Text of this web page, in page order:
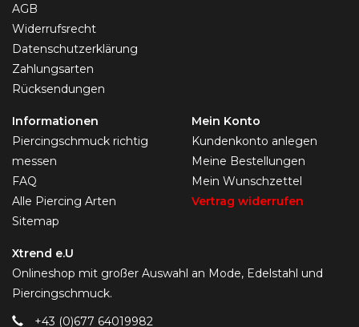
AGB
Widerrufsrecht
Datenschutzerklärung
Zahlungsarten
Rücksendungen
Informationen
Piercingschmuck richtig
messen
FAQ
Alle Piercing Arten
Sitemap
Mein Konto
Kundenkonto anlegen
Meine Bestellungen
Mein Wunschzettel
Vertrag widerrufen
Xtrend e.U
Onlineshop mit großer Auswahl an Mode, Edelstahl und
Piercingschmuck.
+43 (0)677 64019982